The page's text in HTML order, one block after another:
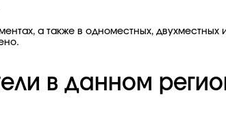
а также в одноместных,
в данном